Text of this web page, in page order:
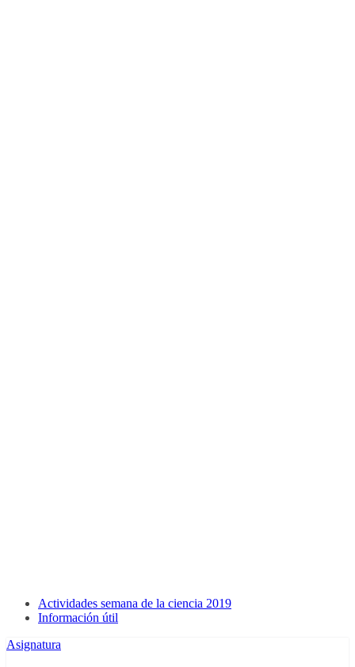
Actividades semana de la ciencia 2019
Información útil
Asignatura